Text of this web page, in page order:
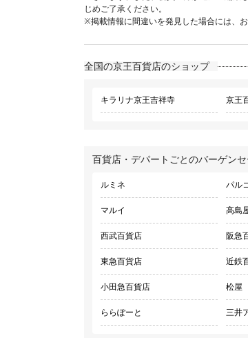
じめご了承ください。
※掲載情報に間違いを発見した場合には、
全国の京王百貨店のショップ
キラリナ京王吉祥寺 京王
百貨店・デパートごとのバーゲン
ルミネ パル
マルイ 高島
西武百貨店 阪急
東急百貨店 近鉄
小田急百貨店 松屋
ららぽーと 三井